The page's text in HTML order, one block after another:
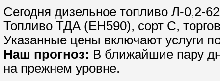
Сегодня дизельное топливо Л-0,2-
Топливо ТДА (ЕН590), сорт С,
Указанные цены включают услуги
Наш прогноз: В ближайшие пару
на прежнем уровне.